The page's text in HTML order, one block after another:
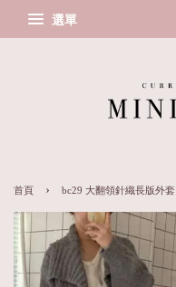
選單
首頁 › bc29 大翻領針織長版外套